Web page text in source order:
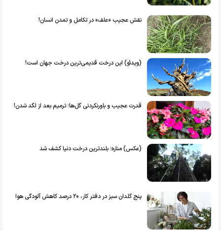
نقش عجیب «علف» در تکامل و تمدن انسان!
(ویدئو) این درخت قدیمی‌ترین درخت جهان است!
قدرت عجیب و باورنکردنی گل‌ها؛ ترمیم بعد از لگد شدن!
(عکس) مناره؛ بلندترین درخت دنیا کشف شد
پنج گلدان سبز در دفتر کار، ۲۰ درصد کاهش آلودگی هوا